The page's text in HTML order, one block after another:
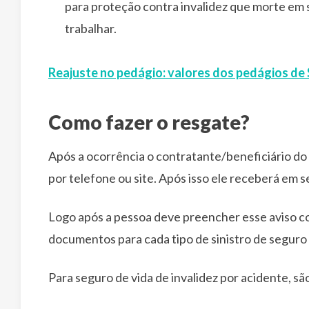
para proteção contra invalidez que morte em
trabalhar.
Reajuste no pedágio: valores dos pedágios de
Como fazer o resgate?
Após a ocorrência o contratante/beneficiário
por telefone ou site. Após isso ele receberá em
Logo após a pessoa deve preencher esse aviso
documentos para cada tipo de sinistro de seguro
Para seguro de vida de invalidez por acidente,